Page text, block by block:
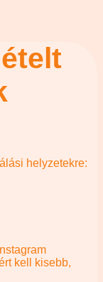
helyzetekre:
kell kisebb,